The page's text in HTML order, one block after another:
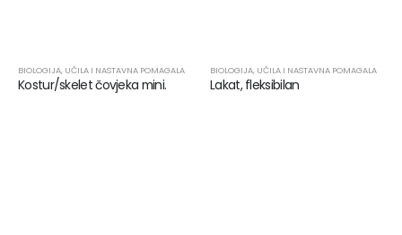
BIOLOGIJA, UČILA I NASTAVNA POMAGALA
Kostur/skelet čovjeka mini.
BIOLOGIJA, UČILA I NASTAVNA POMAGALA
Lakat, fleksibilan